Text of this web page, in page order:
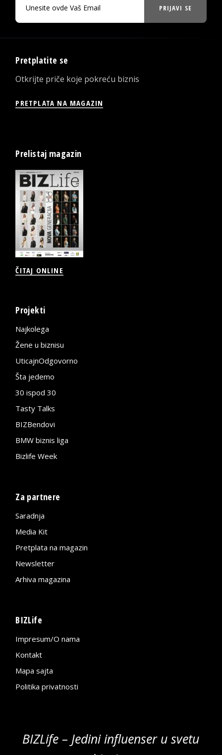
PRIJAVI SE
Pretplatite se
Otkrijte priče koje pokreću biznis
PRETPLATA NA MAGAZIN
Prelistaj magazin
ČITAJ ONLINE
Projekti
Najkolega
Žene u biznisu
UticajnOdgovorno
Šta jedemo
30 ispod 30
Tasty Talks
BIZBendovi
BMW biznis liga
Bizlife Week
Za partnere
Saradnja
Media Kit
Pretplata na magazin
Newsletter
Arhiva magazina
BIZLife
Impresum/O nama
Kontakt
Mapa sajta
Politika privatnosti
BIZLife – Jedini influenser u svetu